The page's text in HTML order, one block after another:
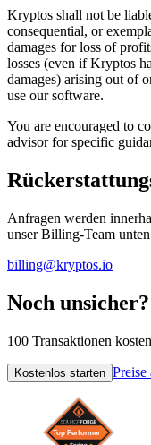
Kryptos shall not be
consequential, or
damages for loss of
losses (even if Kryptos
damages) arising out of
use our software.
You are encouraged to
advisor for specific
Anfragen werden
unser Billing-Team
billing@kryptos.io
Noch
100 Transaktionen
Kostenlos starten Preise